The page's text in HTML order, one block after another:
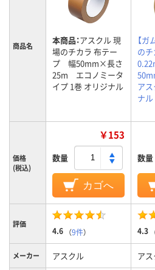
商品名 本商品：アスクル 現
場のチカラ 布テー
プ 幅50mm×長さ
25m エコノミータ
イプ 1巻 オリジナル
【ガ
の
ア
ナル
価格
(税込)
￥153
数量
カゴへ
数量
評価
4.6 （9件） 4.3
メーカー アスクル ア